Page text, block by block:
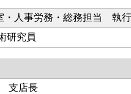
人事労務・総務担当 執
研究員
支店長